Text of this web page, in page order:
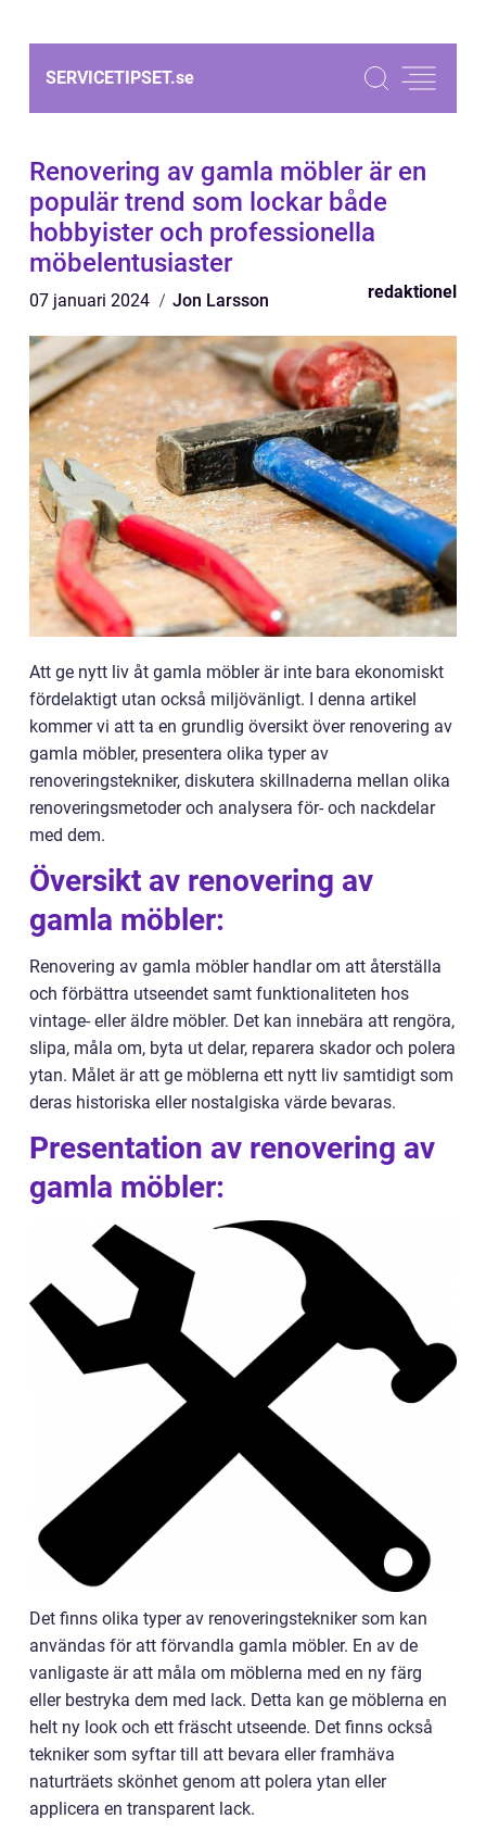
SERVICETIPSET.se
Renovering av gamla möbler är en
populär trend som lockar både
hobbyister och professionella
möbelentusiaster
07 januari 2024 Jon Larsson redaktionel
Att ge nytt liv åt gamla möbler är inte bara ekonomiskt
fördelaktigt utan också miljövänligt. I denna artikel
kommer vi att ta en grundlig översikt över renovering av
gamla möbler, presentera olika typer av
renoveringstekniker, diskutera skillnaderna mellan olika
renoveringsmetoder och analysera för- och nackdelar
med dem.
Översikt av renovering av
gamla möbler:
Renovering av gamla möbler handlar om att återställa
och förbättra utseendet samt funktionaliteten hos
vintage- eller äldre möbler. Det kan innebära att rengöra,
slipa, måla om, byta ut delar, reparera skador och polera
ytan. Målet är att ge möblerna ett nytt liv samtidigt som
deras historiska eller nostalgiska värde bevaras.
Presentation av renovering av
gamla möbler:
Det finns olika typer av renoveringstekniker som kan
användas för att förvandla gamla möbler. En av de
vanligaste är att måla om möblerna med en ny färg
eller bestryka dem med lack. Detta kan ge möblerna en
helt ny look och ett fräscht utseende. Det finns också
tekniker som syftar till att bevara eller framhäva
naturträets skönhet genom att polera ytan eller
applicera en transparent lack.